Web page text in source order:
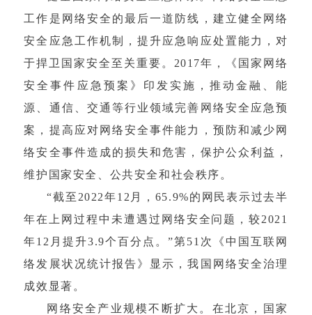
工作是网络安全的最后一道防线，建立健全网络
安全应急工作机制，提升应急响应处置能力，对
于捍卫国家安全至关重要。2017年，《国家网络
安全事件应急预案》印发实施，推动金融、能
源、通信、交通等行业领域完善网络安全应急预
案，提高应对网络安全事件能力，预防和减少网
络安全事件造成的损失和危害，保护公众利益，
维护国家安全、公共安全和社会秩序。
“截至2022年12月，65.9%的网民表示过去半
年在上网过程中未遭遇过网络安全问题，较2021
年12月提升3.9个百分点。”第51次《中国互联网
络发展状况统计报告》显示，我国网络安全治理
成效显著。
网络安全产业规模不断扩大。在北京，国家